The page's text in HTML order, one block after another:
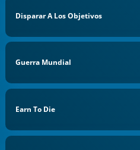
Disparar A Los Objetivos
Guerra Mundial
Earn To Die